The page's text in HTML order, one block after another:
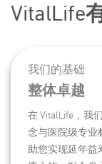
VitalLife
我们的基础
整体卓越
在 VitalLife，我
念与医院级专业
助您实现延年益